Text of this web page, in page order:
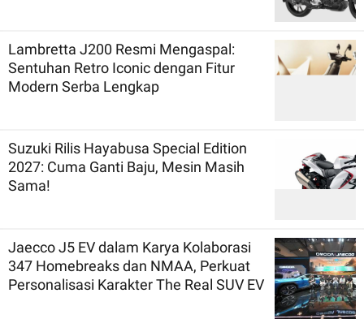
Lambretta J200 Resmi Mengaspal:
Sentuhan Retro Iconic dengan Fitur
Modern Serba Lengkap
Suzuki Rilis Hayabusa Special Edition
2027: Cuma Ganti Baju, Mesin Masih
Sama!
Jaecco J5 EV dalam Karya Kolaborasi
347 Homebreaks dan NMAA, Perkuat
Personalisasi Karakter The Real SUV EV